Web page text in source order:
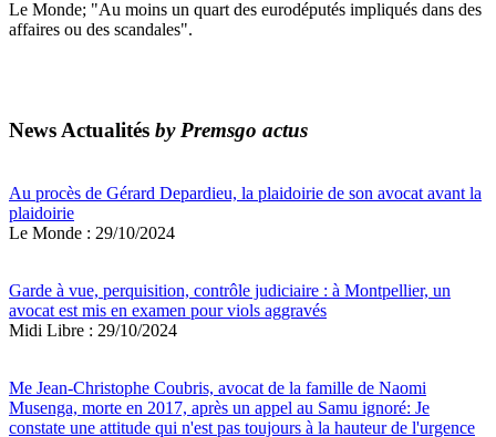
Le Monde; "Au moins un quart des eurodéputés impliqués dans des
affaires ou des scandales".
News Actualités by Premsgo actus
Au procès de Gérard Depardieu, la plaidoirie de son avocat avant la
plaidoirie
Le Monde : 29/10/2024
Garde à vue, perquisition, contrôle judiciaire : à Montpellier, un
avocat est mis en examen pour viols aggravés
Midi Libre : 29/10/2024
Me Jean-Christophe Coubris, avocat de la famille de Naomi
Musenga, morte en 2017, après un appel au Samu ignoré: Je
constate une attitude qui n'est pas toujours à la hauteur de l'urgence